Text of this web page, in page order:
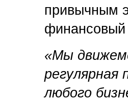
привычным
финансовый
«Мы
регулярная
любого